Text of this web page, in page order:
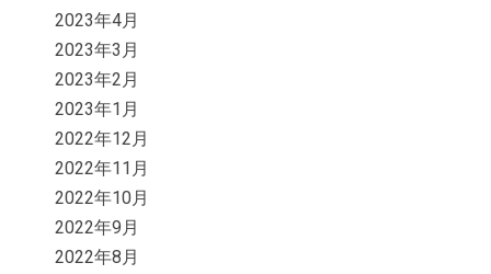
2023年4月
2023年3月
2023年2月
2023年1月
2022年12月
2022年11月
2022年10月
2022年9月
2022年8月